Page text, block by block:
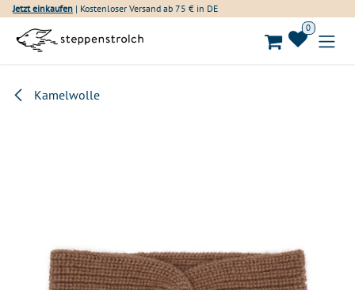
Zum Inhalt springen
Jetzt einkaufen | Kostenloser Versand ab 75 € in DE
0
Kamelwolle